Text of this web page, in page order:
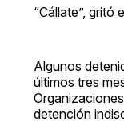
“Cállate”, gritó
Algunos
últimos tres
detención